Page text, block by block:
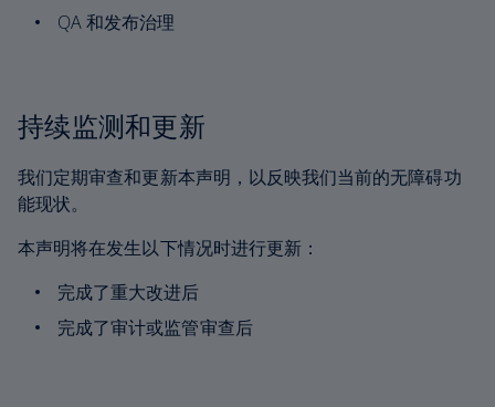
QA 和发布治理
持续监测和更新
我们定期审查和更新本声明，以反映我们当前的无障碍功
能现状。
本声明将在发生以下情况时进行更新：
完成了重大改进后
完成了审计或监管审查后